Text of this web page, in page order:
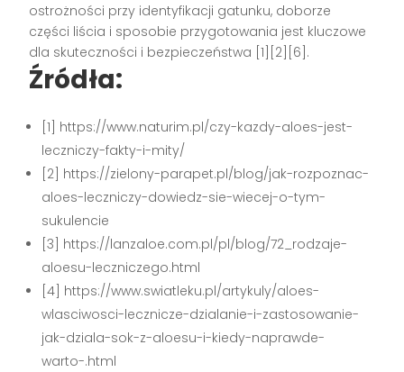
ostrożności przy identyfikacji gatunku, doborze
części liścia i sposobie przygotowania jest kluczowe
dla skuteczności i bezpieczeństwa [1][2][6].
Źródła:
[1] https://www.naturim.pl/czy-kazdy-aloes-jest-
leczniczy-fakty-i-mity/
[2] https://zielony-parapet.pl/blog/jak-rozpoznac-
aloes-leczniczy-dowiedz-sie-wiecej-o-tym-
sukulencie
[3] https://lanzaloe.com.pl/pl/blog/72_rodzaje-
aloesu-leczniczego.html
[4] https://www.swiatleku.pl/artykuly/aloes-
wlasciwosci-lecznicze-dzialanie-i-zastosowanie-
jak-dziala-sok-z-aloesu-i-kiedy-naprawde-
warto-.html